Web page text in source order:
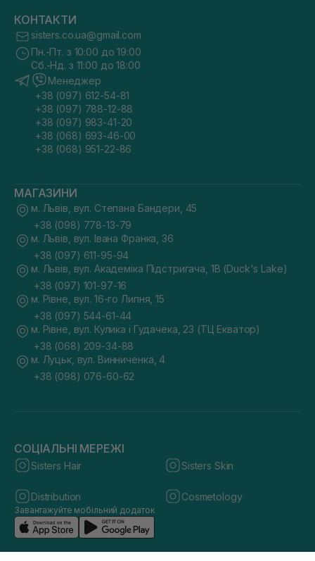
КОНТАКТИ
sisters.co.ua@gmail.com
Пн.-Пт. з 10:00 до 19:00
Сб.-Нд. з 11:00 до 18:00
Менеджер
+38 (097) 612-54-81
+38 (097) 788-12-88
+38 (097) 983-41-20
+38 (068) 693-46-00
+38 (068) 951-22-86
МАГАЗИНИ
м. Львів, вул. Степана Бандери, 45
+38 (098) 778-13-79
м. Львів, вул. Івана Франка, 36
+38 (097) 611-95-94
м. Львів, вул. Академіка Підстригача, 1В (Duck's Lake)
+38 (097) 101-97-16
м. Рівне, вул. 16-го Липня, 15
+38 (097) 544-61-44
м. Рівне, вул. Кулика і Гудачека, 23 (ТЦ Екватор)
+38 (068) 209-34-88
м. Луцьк, вул. Винниченка, 4
+38 (098) 076-60-62
СОЦІАЛЬНІ МЕРЕЖІ
Sisters Hair Sisters Skin
Distribution Cosmetology
Завантажуйте мобільний додаток